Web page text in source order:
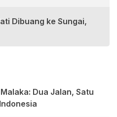
Dibuang ke Sungai,
Dua Jalan, Satu